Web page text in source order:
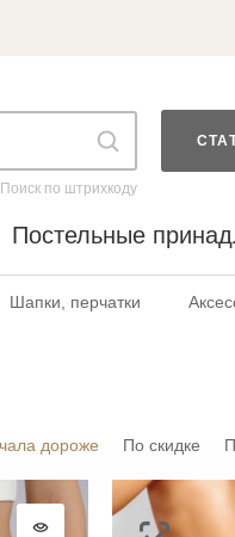
Поиск по штрихкоду
Постельные
Шапки, перчатки
дороже По скидке